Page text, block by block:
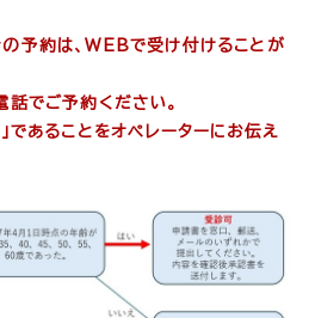
予約は、WEBで受け付けることが
話でご予約ください。
であることをオペレーターにお伝え